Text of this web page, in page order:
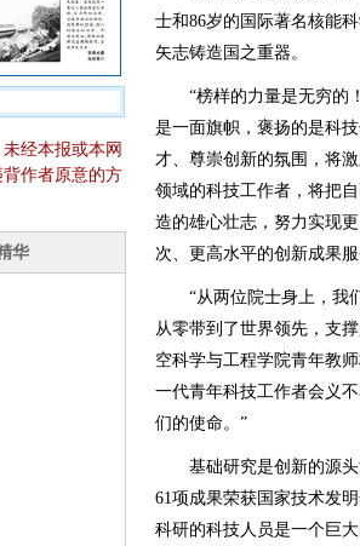
经本报或本网
作者原意的方
士和86岁的国际著名核能
矢志铸造国之重器。
“榜样的力量是无穷的！
是一面旗帜，褒扬的是科
才、尊崇创新的氛围，将
领域的科技工作者，将把
造的雄心壮志，努力实现
次、更高水平的创新成果
“从两位院士身上，我们
从零带到了世界领先，支
空科学与工程学院青年教
一代青年科技工作者会义
们的使命。”
基础研究是创新的源头
61项成果荣获国家技术发
科研的科技人员是一个巨